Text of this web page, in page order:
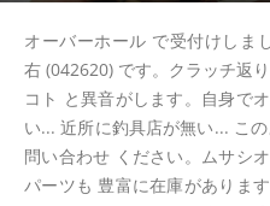
オーバーホール で受付けしま
右 (042620) です。クラッチ返
コト と異音がします。自身で
い... 近所に釣具店が無い... こ
問い合わせ ください。ムサシ
パーツも 豊富に在庫がありま